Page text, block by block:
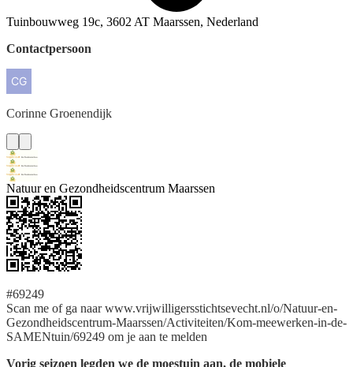
Tuinbouwweg 19c, 3602 AT Maarssen, Nederland
Contactpersoon
Corinne Groenendijk
Natuur en Gezondheidscentrum Maarssen
#69249
Scan me of ga naar www.vrijwilligersstichtsevecht.nl/o/Natuur-en-
Gezondheidscentrum-Maarssen/Activiteiten/Kom-meewerken-in-de-
SAMENtuin/69249 om je aan te melden
Vorig seizoen legden we de moestuin aan, de mobiele